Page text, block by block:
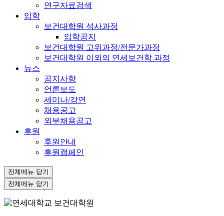
연구자료검색
입학
보건대학원 석사과정
입학공지
보건대학원 고위과정/전문가과정
보건대학원 이외의 연세보건학 과정
뉴스
공지사항
언론보도
세미나/강연
채용공고
외부채용공고
후원
후원안내
후원캠페인
전체메뉴 닫기
전체메뉴 닫기